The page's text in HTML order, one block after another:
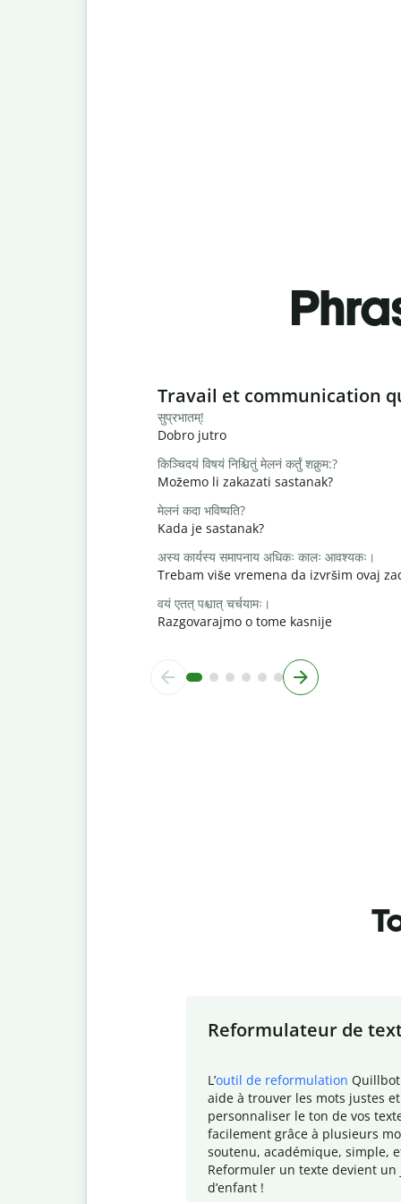
Slide 1 of 6
Travail et communication
सुप्रभातम्!
Dobro jutro
किञ्चिदयं विषयं निश्चितुं मेलनं कर्तुं शक्नुम:?
Možemo li zakazati sastanak?
मेलनं कदा भविष्यति?
Kada je sastanak?
अस्य कार्यस्य समापनाय अधिकः कालः आवश्यकः।
Trebam više vremena da izvršim ovaj
वयं एतत् पश्चात् चर्चयामः।
Razgovarajmo o tome kasnije
Reformulateur de
L ’outil de reformulation
aide à trouver les mots justes
personnaliser le ton de vos
facilement grâce à plusieurs
soutenu, académique, simple,
Reformuler un texte devient un
d’enfant !